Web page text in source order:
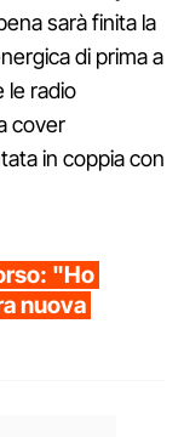
sarà finita la
di prima a
le radio
cover
in coppia con
"Ho
nuova